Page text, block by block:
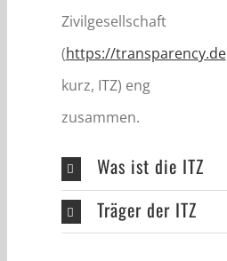
Zivilgesellschaft
(https://transparency.de
kurz, ITZ) eng
zusammen.
Was ist die ITZ
Träger der ITZ